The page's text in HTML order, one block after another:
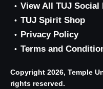
View All TUJ Social
TUJ Spirit Shop
Privacy Policy
Terms and
Copyright 2026, Temple
rights reserved.